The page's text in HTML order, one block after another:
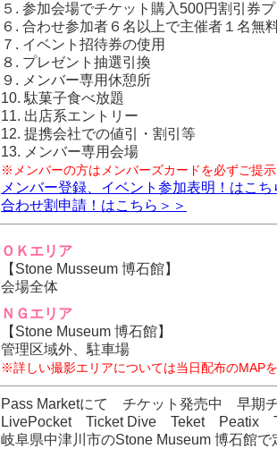
５. 参加会場でチケット購入500円割引券プ
６. 合わせ参加者６名以上で主催者１名無
７. イベント招待券の使用
８. プレゼント抽選引換
９. メンバー専用休憩所
10. 駄菓子食べ放題
11. 出店系エントリー
12. 提携会社での値引・割引等
13. メンバー専用会場
※メンバーの方はメンバーズカードを必ずご提示
メンバー登録、イベント参加表明！はこち
合わせ割申請！はこちら＞＞
ＯＫエリア
【Stone Musseum 博石館】
会場全体
ＮＧエリア
【Stone Museum 博石館】
管理区域外、駐車場
※詳しい撮影エリアについては当日配布のMAPを
Pass Marketにて チケット発売中 早期
LivePocket Ticket Dive Teket Peatix
岐阜県中津川市のStone Museum 博石館で